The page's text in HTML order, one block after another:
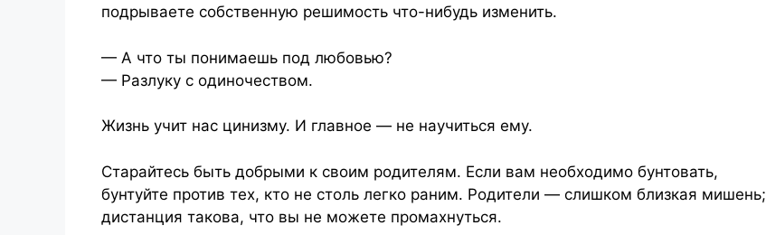
подрываете собственную решимость что-нибудь изменить.
— А что ты понимаешь под любовью?
— Разлуку с одиночеством.
Жизнь учит нас цинизму. И главное — не научиться ему.
Старайтесь быть добрыми к своим родителям. Если вам необходимо бунтовать,
бунтуйте против тех, кто не столь легко раним. Родители — слишком близкая мишень;
дистанция такова, что вы не можете промахнуться.